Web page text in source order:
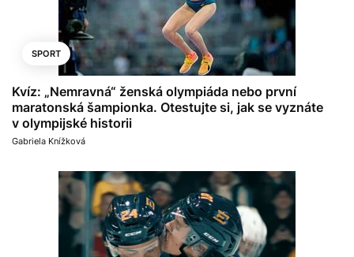
SPORT
Kvíz: „Nemravná“ ženská olympiáda nebo první
maratonská šampionka. Otestujte si, jak se vyznáte
v olympijské historii
Gabriela Knížková